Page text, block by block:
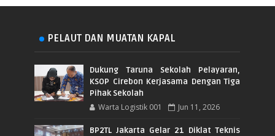
PELAUT DAN MUATAN KAPAL
Dukung Taruna Sekolah Pelayaran,
KSOP Cirebon Kerjasama Dengan Tiga
Pihak Sekolah
Warta Logistik 001 Jun 11, 2026
BP2TL Jakarta Gelar 21 Diklat Teknis